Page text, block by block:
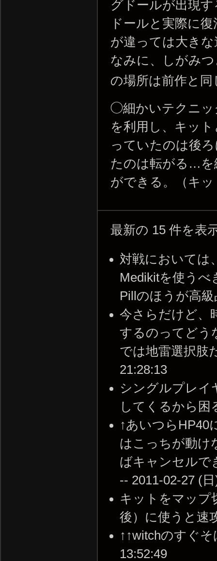
グドールが出現
ドールと実際に
が違っては大き
なみに、しがみ
の場所は前作と
◯細かいテクニッ
を利用し、キッ
っていたのは後
たのは転がる…を
ができる。（キ
最新の 15 件を表
対戦においては
Medikitを使う
Pillのほうが高
今さらだけど、
するのってどう
では地雷選択肢
21:28:13
シングルプレイ
してくるから困
↑あいつらHP40
はこっちが動け
ばキャンセルで
-- 2011-02-27 (
キットをマップ
後）に使うと速
↑↑witchのすぐ
13:52:49